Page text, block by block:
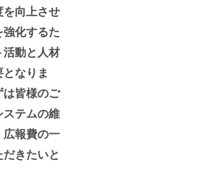
向上させ
化するた
動と人材
なりま
皆様のご
テムの維
報費の一
きたいと